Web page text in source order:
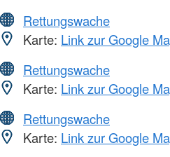
Rettungswache
Karte: Link zur Google
Rettungswache
Karte: Link zur Google
Rettungswache
Karte: Link zur Google